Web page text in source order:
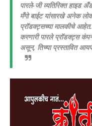
पारले-जी व्यतिरिक्त हाइड
मँगो बाईट यांसारखे अनेक
प्रॉडक्ट्सच्या मालकीचे
करणारी पारले प्रॉडक्ट्स
असून, तिच्या प्रस्तावित